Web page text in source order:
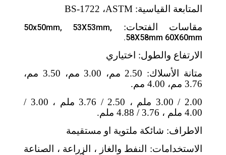
المتابعة القياسية:ASTM، BS-1722
مقاسات الفتحات:
50x50mm, 53X53mm,
58X58mm 60X60mm.
الارتفاع والطول: اختياري
متانة الأسلاك: 2.50 مم، 3.00 مم، 3.50 مم،
3.76 مم، 4.00 مم.
2.00 / 3.00 ملم ، 2.50 / 3.76 ملم ، 3.00 /
4.00 ملم ، 3.76 / 4.88 ملم.
الاطراف: شائكة ملتوية او مستقيمة
الاستخدامات: النفط والغاز ، الزراعة ، الصناعة